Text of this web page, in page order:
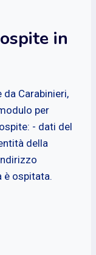
in
da Carabinieri,
per
- dati del
della
è ospitata.